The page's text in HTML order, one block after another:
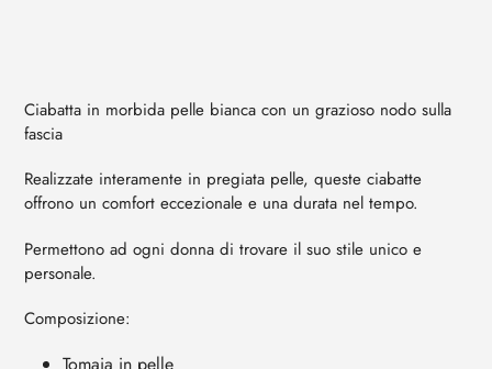
carrello
Ciabatta in morbida pelle bianca con un grazioso nodo sulla
fascia
Realizzate interamente in pregiata pelle, queste ciabatte
offrono un comfort eccezionale e una durata nel tempo.
Permettono ad ogni donna di trovare il suo stile unico e
personale.
Composizione: